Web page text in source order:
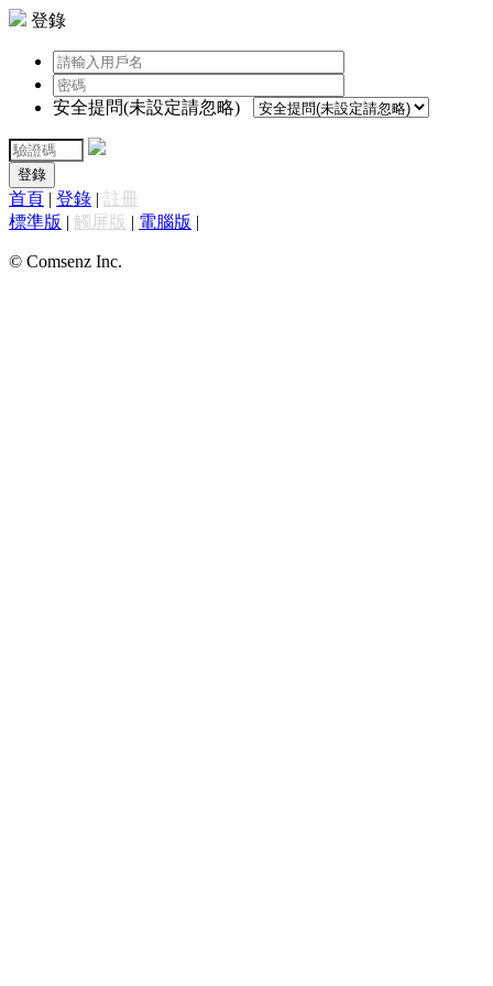
登錄
安全提問(未設定請忽略)
登錄
首頁 | 登錄 | 註冊
標準版 | 觸屏版 | 電腦版 |
© Comsenz Inc.